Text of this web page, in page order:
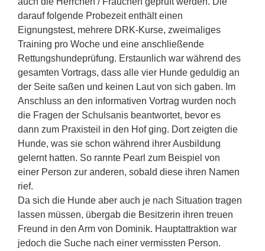
darauf folgende Probezeit enthält einen
Eignungstest, mehrere DRK-Kurse, zweimaliges
Training pro Woche und eine anschließende
Rettungshundeprüfung. Erstaunlich war während des
gesamten Vortrags, dass alle vier Hunde geduldig an
der Seite saßen und keinen Laut von sich gaben. Im
Anschluss an den informativen Vortrag wurden noch
die Fragen der Schulsanis beantwortet, bevor es
dann zum Praxisteil in den Hof ging. Dort zeigten die
Hunde, was sie schon während ihrer Ausbildung
gelernt hatten. So rannte Pearl zum Beispiel von
einer Person zur anderen, sobald diese ihren Namen
rief.
Da sich die Hunde aber auch je nach Situation tragen
lassen müssen, übergab die Besitzerin ihren treuen
Freund in den Arm von Dominik. Hauptattraktion war
jedoch die Suche nach einer vermissten Person.